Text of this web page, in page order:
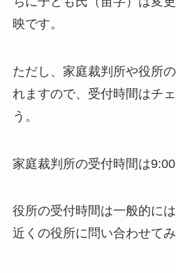
映です。
ただし、家庭裁判所や役所
れますので、受付時間はチ
う。
家庭裁判所の受付時間は9:00
役所の受付時間は一般的に
近くの役所に問い合わせて